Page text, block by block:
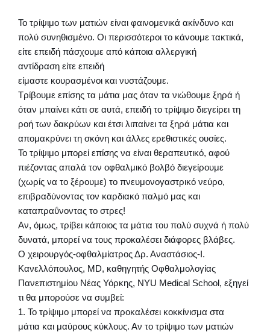
Το τρίψιμο των ματιών είναι φαινομενικά ακίνδυνο και
πολύ συνηθισμένο. Οι περισσότεροι το κάνουμε τακτικά,
είτε επειδή πάσχουμε από κάποια αλλεργική
αντίδραση είτε επειδή
είμαστε κουρασμένοι και νυστάζουμε.
Τρίβουμε επίσης τα μάτια μας όταν τα νιώθουμε ξηρά ή
όταν μπαίνει κάτι σε αυτά, επειδή το τρίψιμο διεγείρει τη
ροή των δακρύων και έτσι λιπαίνει τα ξηρά μάτια και
απομακρύνει τη σκόνη και άλλες ερεθιστικές ουσίες.
Το τρίψιμο μπορεί επίσης να είναι θεραπευτικό, αφού
πιέζοντας απαλά τον οφθαλμικό βολβό διεγείρουμε
(χωρίς να το ξέρουμε) το πνευμονογαστρικό νεύρο,
επιβραδύνοντας τον καρδιακό παλμό μας και
καταπραΰνοντας το στρες!
Αν, όμως, τρίβει κάποιος τα μάτια του πολύ συχνά ή πολύ
δυνατά, μπορεί να τους προκαλέσει διάφορες βλάβες.
Ο χειρουργός-οφθαλμίατρος Δρ. Αναστάσιος-Ι.
Κανελλόπουλος, MD, καθηγητής Οφθαλμολογίας
Πανεπιστημίου Νέας Υόρκης, NYU Medical School, εξηγεί
τι θα μπορούσε να συμβεί:
1. Το τρίψιμο μπορεί να προκαλέσει κοκκίνισμα στα
μάτια και μαύρους κύκλους. Αν το τρίψιμο των ματιών